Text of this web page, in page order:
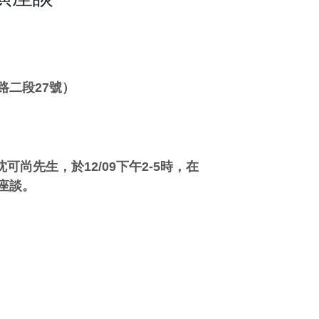
二段27號）
可尚先生，於12/09下午2-5時，在
。